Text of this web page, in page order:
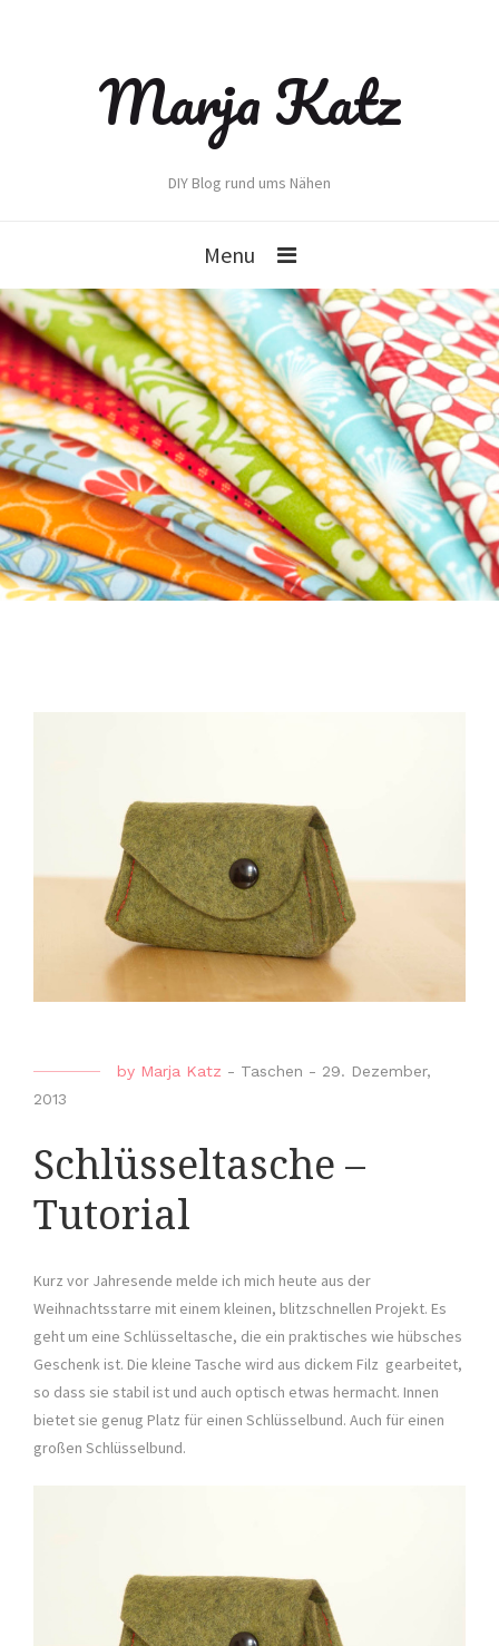
Marja Katz
DIY Blog rund ums Nähen
Menu
by Marja Katz - Taschen - 29. Dezember,
2013
Schlüsseltasche –
Tutorial
Kurz vor Jahresende melde ich mich heute aus der
Weihnachtsstarre mit einem kleinen, blitzschnellen Projekt. Es
geht um eine Schlüsseltasche, die ein praktisches wie hübsches
Geschenk ist. Die kleine Tasche wird aus dickem Filz gearbeitet,
so dass sie stabil ist und auch optisch etwas hermacht. Innen
bietet sie genug Platz für einen Schlüsselbund. Auch für einen
großen Schlüsselbund.